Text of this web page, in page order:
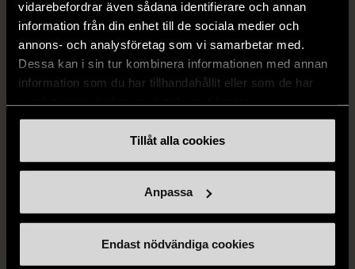
vidarebefordrar även sådana identifierare och annan
information från din enhet till de sociala medier och
annons- och analysföretag som vi samarbetar med.
Dessa kan i sin tur kombinera informationen med annan
information som du har tillhandahållit eller som de har
Tillåt alla cookies
Anpassa
Endast nödvändiga cookies
1/5
EDBLAD
Edblad - Glow - Armband
Mycket gott skick
129 kr
1/5
DYRBERG/KERN
Dyrberg/Kern - Delise -
Halsband med
blomformat hänge
Mycket gott skick
249 kr